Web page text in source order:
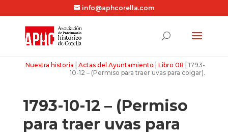
info@aphcorella.com
Nuestra historia |Actas del Ayuntamiento |Libro 08 |1793-
10-12 – (Permiso para traer uvas para colgar).
1793-10-12 – (Permiso
para traer uvas para